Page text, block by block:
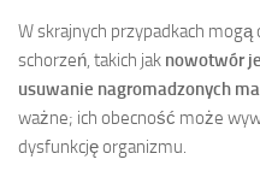
W skrajnych przypadkach
schorzeń, takich jak nowotwór
usuwanie nagromadzonych
ważne; ich obecność może
dysfunkcję organizmu.